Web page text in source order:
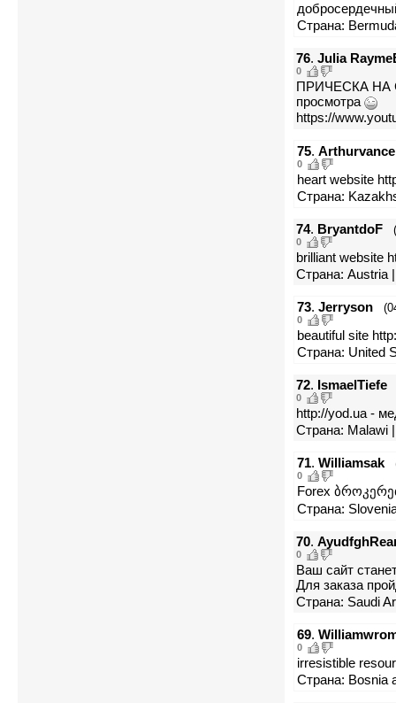
Страна:
76. Julia
0
ПРИЧЕСКА НА
просмотра
https://
75. Arthurvance
0
heart website
Страна:
74. BryantdoF
0
brilliant website
Страна: Austria
73. Jerryson
0
beautiful site
Страна: United
72. IsmaelTiefe
0
http://yod.ua -
Страна: Malawi
71. Williamsak
0
Forex
Страна:
70.
0
Ваш сайт
Для заказа
Страна: Saudi
69.
0
irresistible
Страна: Bosnia